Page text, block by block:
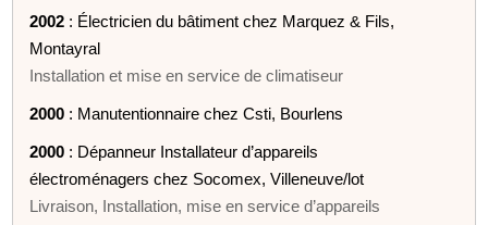
2002 : Électricien du bâtiment chez Marquez & Fils,
Montayral
Installation et mise en service de climatiseur
2000 : Manutentionnaire chez Csti, Bourlens
2000 : Dépanneur Installateur d’appareils
électroménagers chez Socomex, Villeneuve/lot
Livraison, Installation, mise en service d’appareils